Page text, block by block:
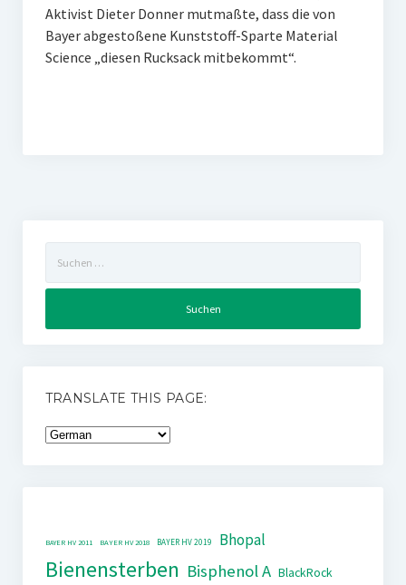
Aktivist Dieter Donner mutmaßte, dass die von
Bayer abgestoßene Kunststoff-Sparte Material
Science „diesen Rucksack mitbekommt“.
nach:
TRANSLATE THIS PAGE:
BAYER HV 2011 BAYER HV 2018 BAYER HV 2019 Bhopal
Bienensterben Bisphenol A BlackRock